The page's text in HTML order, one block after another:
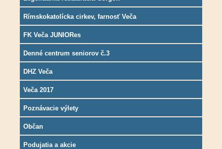
Rímskokatolícka cirkev, farnosť Veča
FK Veča JUNIORes
Denné centrum seniorov č.3
DHZ Veča
Veča 2017
Poznávacie výlety
Občan
Podujatia a akcie